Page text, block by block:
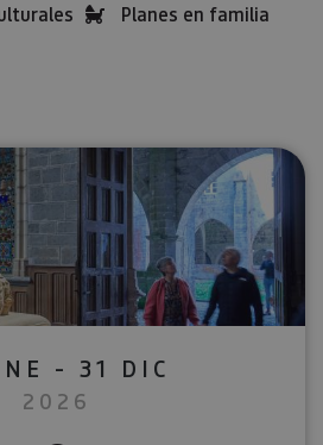
Planes en familia
- 31 DIC
2026